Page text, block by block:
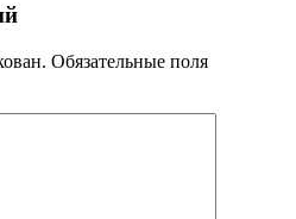
Обязательные поля